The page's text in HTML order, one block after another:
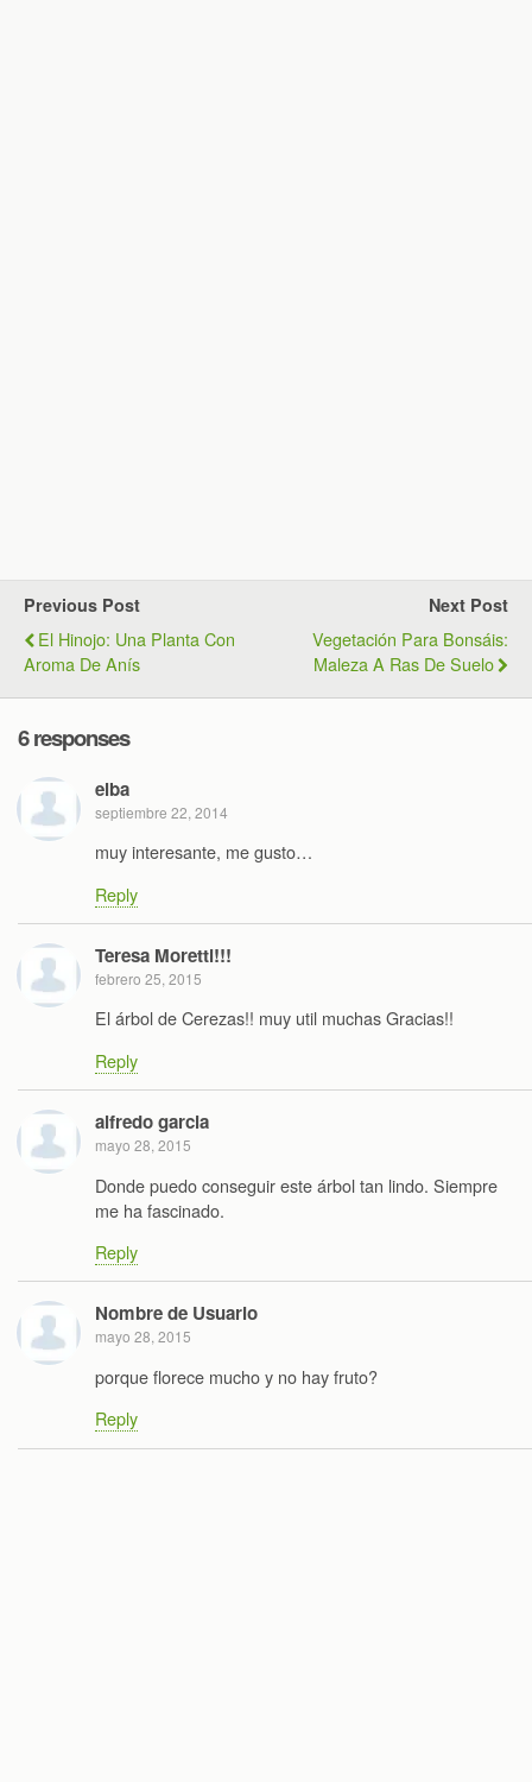
Previous Post
El Hinojo: Una Planta Con
Aroma De Anís
Next Post
Vegetación Para Bonsáis:
Maleza A Ras De Suelo
6 responses
elba
septiembre 22, 2014
muy interesante, me gusto…
Reply
Teresa Moretti!!!
febrero 25, 2015
El árbol de Cerezas!! muy util muchas Gracias!!
Reply
alfredo garcia
mayo 28, 2015
Donde puedo conseguir este árbol tan lindo. Siempre
me ha fascinado.
Reply
Nombre de Usuario
mayo 28, 2015
porque florece mucho y no hay fruto?
Reply